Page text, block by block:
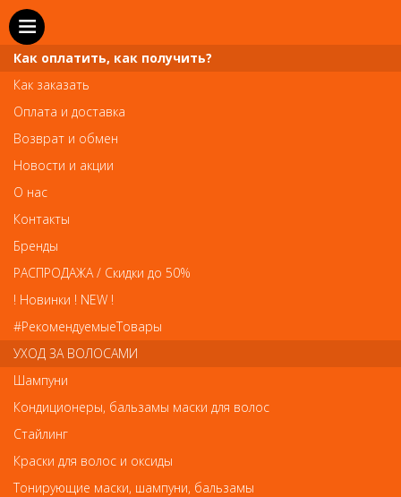
SEO
Деваль Ножницы филировочные (6.5)
Деваль Ножницы филировочные (6.5)
Как оплатить, как получить?
Как заказать
Оплата и доставка
Возврат и обмен
Новости и акции
О нас
Контакты
Бренды
РАСПРОДАЖА / Скидки до 50%
! Новинки ! NEW !
#РекомендуемыеТовары
УХОД ЗА ВОЛОСАМИ
Шампуни
Кондиционеры, бальзамы маски для волос
Стайлинг
Краски для волос и оксиды
Тонирующие маски, шампуни, бальзамы